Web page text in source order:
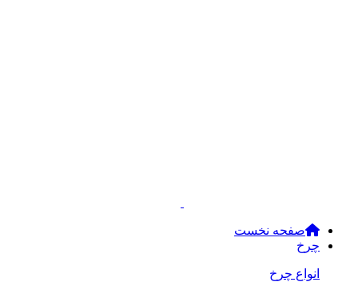
صفحه نخست
چرخ
انواع چرخ